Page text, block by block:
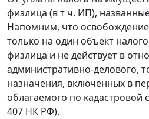
физлица (в т ч. ИП),
Напомним, что освобождение
только на один объект
физлица и не действует в
административно-делового,
назначения, включенных в
облагаемого по кадастровой
407 НК РФ).